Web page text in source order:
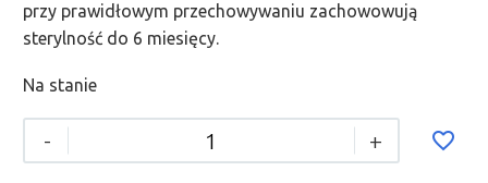
przy prawidłowym przechowywaniu zachowowują
sterylność do 6 miesięcy.
Na stanie
- +